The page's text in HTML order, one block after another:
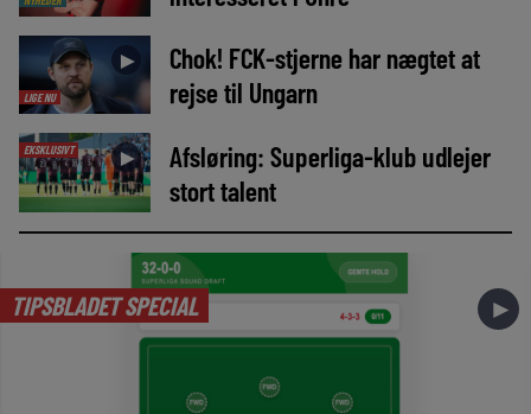
LIGE NU
►
Chok! FCK-stjerne har nægtet at
rejse til Ungarn
EKSKLUSIVT ►
Afsløring: Superliga-klub udlejer
stort talent
TIPSBLADET SPECIAL ►